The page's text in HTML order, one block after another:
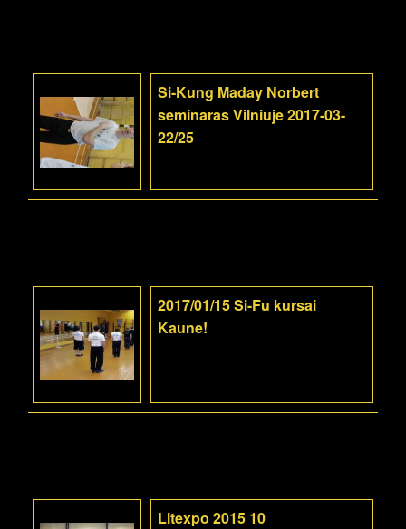
Si-Kung Maday Norbert
seminaras Vilniuje 2017-03-
22/25
2017/01/15 Si-Fu kursai
Kaune!
Litexpo 2015 10